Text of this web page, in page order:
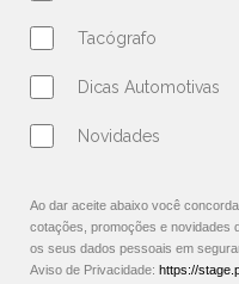
Tacógrafo
Dicas Automotivas
Novidades
Ao dar aceite abaixo você
cotações, promoções e novidades
os seus dados pessoais em
Aviso de Privacidade: https://